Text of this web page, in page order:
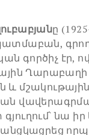
ը
գործիչ էր,
և մշակութային
նա